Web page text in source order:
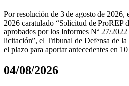
Por resolución de 3 de agosto de
2026 caratulado “Solicitud de ProREP
aprobados por los Informes N° 27/
licitación”, el Tribunal de Defensa de
el plazo para aportar antecedentes en
04/08/2026